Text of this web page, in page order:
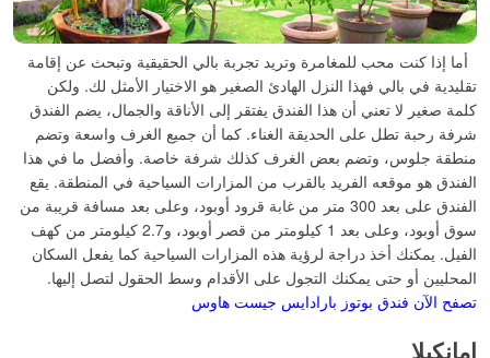
أما إذا كنت محب للمغامرة وتريد تجربة بالي الحقيقية وتبحث عن إقامة
تقليدية في بالي فهذا النزل الهادئ الصغير هو الاختيار الأمثل لك. ولكن
كلمة صغير لا تعني أن هذا الفندق يفتقر إلى الأناقة والجمال، يضم الفندق
شرفة رحبة تطل على الحديقة الغناء. كما أن جميع الغرف واسعة وتضم
منطقة جلوس، وتضم بعض الغرف كذلك شرفة خاصة. وأفضل ما في هذا
الفندق هو موقعه الفريد بالقرب من المزارات السياحية في المنطقة. يقع
الفندق على بعد 300 متر من غابة قرود أوبود، وعلى بعد مسافة قريبة من
سوق أوبود، وعلى بعد 1 كيلومتر من قصر أوبود، و2.7 كيلومتر من كهف
الفيل. يمكنك أخذ دراجة لرؤية هذه المزارات السياحية كما يفعل السكان
المحليين أو حتى يمكنك التجول على الأقدام وسط الحقول لتصل إليها.
تصفح الآن فندق بوتوز بارادايس جيست هاوس
امانكيلا